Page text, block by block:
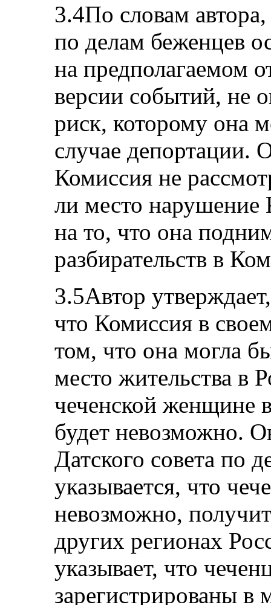
3.4По словам
по делам беженцев
на предполагаемом
версии событий, не
риск, которому она
случае депортации.
Комиссия не
ли место нарушение
на то, что она
разбирательств в
3.5Автор
что Комиссия в
том, что она могла
место жительства в
чеченской женщине
будет невозможно.
Датского совета по
указывается, что
невозможно,
других регионах
указывает, что
зарегистрированы в